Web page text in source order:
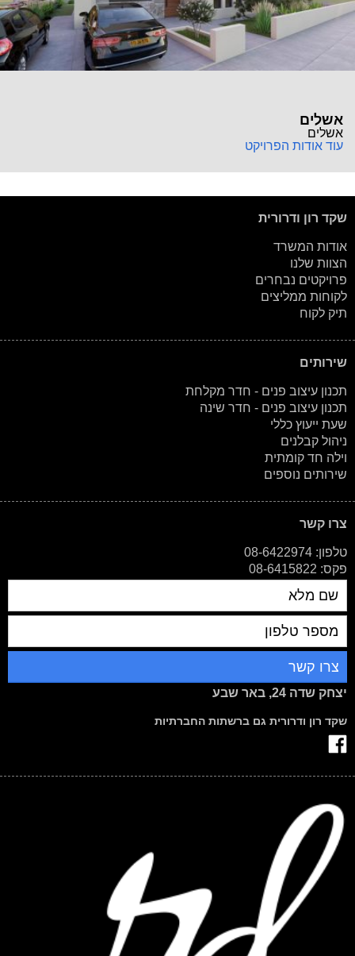
אשלים
אשלים
עוד אודות הפרויקט
שקד רון ודרורית
אודות המשרד
הצוות שלנו
פרויקטים נבחרים
לקוחות ממליצים
תיק לקוח
שירותים
תכנון עיצוב פנים - חדר מקלחת
תכנון עיצוב פנים - חדר שינה
שעת ייעוץ כללי
ניהול קבלנים
וילה חד קומתית
שירותים נוספים
צרו קשר
טלפון: 08-6422974
פקס: 08-6415822
יצחק שדה 24, באר שבע
שקד רון ודרורית גם ברשתות החברתיות